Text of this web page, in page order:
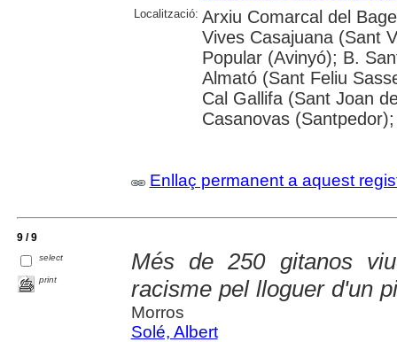
Localització: Arxiu Comarcal del
Vives Casajuana (Sant
Popular (Avinyó); B.
Almató (Sant Feliu
Cal Gallifa (Sant Joan
Casanovas
Enllaç permanent a aquest
9 / 9
select
print
Més de 250 gitanos
racisme pel lloguer d'un
Morros
Solé, Albert